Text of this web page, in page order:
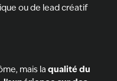
ou de lead créatif
mais la qualité du